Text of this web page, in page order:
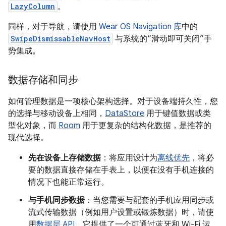
LazyColumn 。
同样，对于导航，请使用 Wear OS Navigation 库中的
SwipeDismissableNavHost 与系统的“滑动即可关闭”手
势集成。
数据存储和同步
如何管理数据是一项核心架构选择。对于设备端持久性，您
的选择与移动设备上相同， DataStore 用于键值数据或类
型化对象，而 Room 用于更复杂的结构化数据，是推荐的
现代选择。
先在设备上存储数据：将应用设计为离线优先 ，将必
要的数据直接存储在手表上，以便在没有手机连接的
情况下也能正常运行。
与手机同步数据：当您需要与配套的手机应用同步或
流式传输数据（例如用户设置或锻炼数据）时，请使